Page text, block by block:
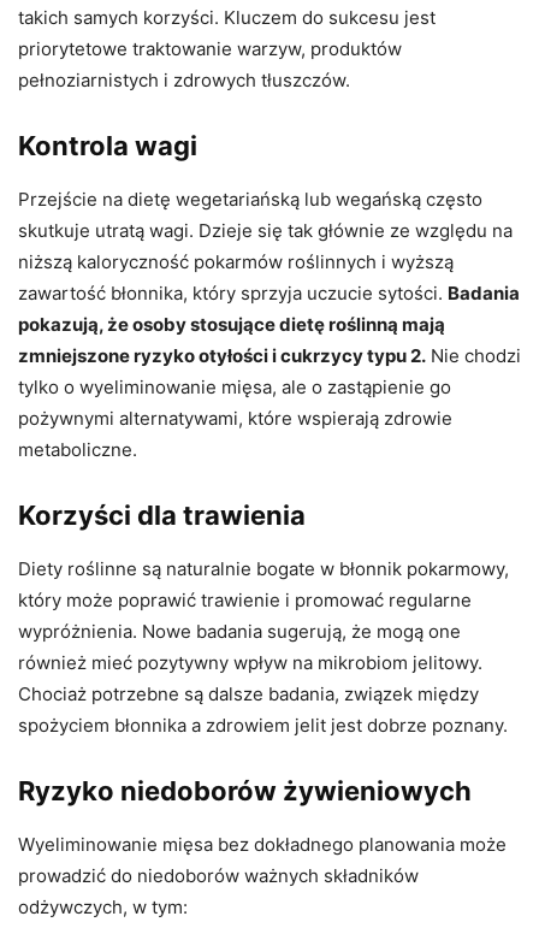
takich samych korzyści. Kluczem do sukcesu jest
priorytetowe traktowanie warzyw, produktów
pełnoziarnistych i zdrowych tłuszczów.
Kontrola wagi
Przejście na dietę wegetariańską lub wegańską często
skutkuje utratą wagi. Dzieje się tak głównie ze względu na
niższą kaloryczność pokarmów roślinnych i wyższą
zawartość błonnika, który sprzyja uczucie sytości. Badania
pokazują, że osoby stosujące dietę roślinną mają
zmniejszone ryzyko otyłości i cukrzycy typu 2. Nie chodzi
tylko o wyeliminowanie mięsa, ale o zastąpienie go
pożywnymi alternatywami, które wspierają zdrowie
metaboliczne.
Korzyści dla trawienia
Diety roślinne są naturalnie bogate w błonnik pokarmowy,
który może poprawić trawienie i promować regularne
wypróżnienia. Nowe badania sugerują, że mogą one
również mieć pozytywny wpływ na mikrobiom jelitowy.
Chociaż potrzebne są dalsze badania, związek między
spożyciem błonnika a zdrowiem jelit jest dobrze poznany.
Ryzyko niedoborów żywieniowych
Wyeliminowanie mięsa bez dokładnego planowania może
prowadzić do niedoborów ważnych składników
odżywczych, w tym: